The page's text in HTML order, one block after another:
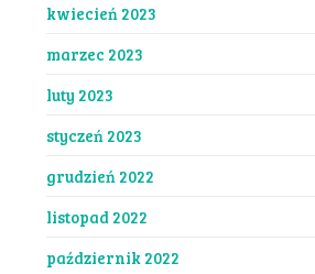
kwiecień 2023
marzec 2023
luty 2023
styczeń 2023
grudzień 2022
listopad 2022
październik 2022